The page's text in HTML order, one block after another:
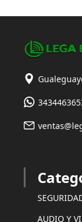
AUDIO Y